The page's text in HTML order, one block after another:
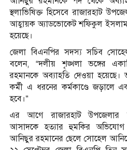
স্থলাভিষিক্ত হিসেবে রাজারহাট
আহ্বায়ক অ্যাডভোকেট শফিকুল
হয়েছে।
জেলা বিএনপির সদস্য সচিব
বলেন, “দলীয় শৃঙ্খলা ভঙ্গের
রহমানকে অব্যাহতি দেওয়া
কর্মী এ ধরনের কর্মকাণ্ডে জড়ালে
হবে।”
এর আগে রাজারহাট উপজেলার
আসাদকে হত্যার হুমকির
আনিছুর রহমানের ছেলে সোহেল